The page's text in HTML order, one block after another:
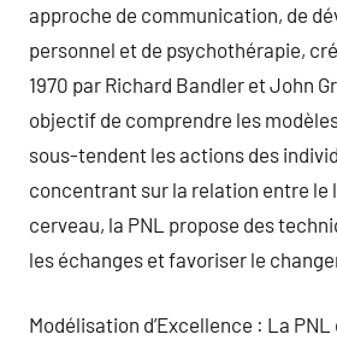
approche de communication, de
personnel et de psychothérapie,
1970 par Richard Bandler et John
objectif de comprendre les
sous-tendent les actions des
concentrant sur la relation entre le
cerveau, la PNL propose des
les échanges et favoriser le
Modélisation d’Excellence : La PNL